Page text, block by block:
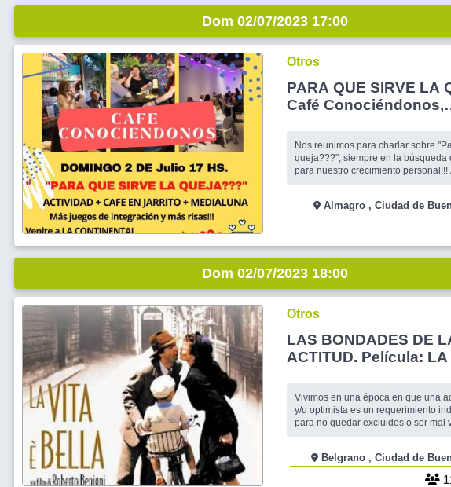
Dom 02/07/2023 17:00
Otros
PARA QUE SIRVE LA
Café Conociéndonos,
más!!!!
Nos reunimos para charlar sobre
queja???", siempre en la búsqueda
para nuestro crecimiento personal!!! AHH Y
de Café con una propuesta
Café en jarrito + Medialuna=
Almagro , Ciudad de
Dom 02/07/2023 18:00
Otros
LAS BONDADES DE
ACTITUD. Película: LA
Vivimos en una época en que una
y/u optimista es un requerimiento
para no quedar excluidos o ser mal
allá de padecimientos depresivos u
tener pensamientos o momentos de
Belgrano , Ciudad de